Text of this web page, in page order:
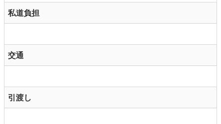
私道負担
交通
引渡し